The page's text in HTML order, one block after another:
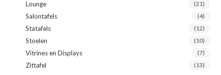
Lounge (21)
Salontafels (4)
Statafels (12)
Stoelen (10)
Vitrines en Displays (7)
Zittafel (13)